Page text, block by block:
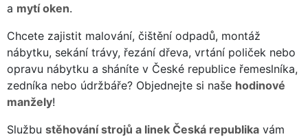
a mytí oken.
Chcete zajistit malování, čištění odpadů, montáž
nábytku, sekání trávy, řezání dřeva, vrtání poliček nebo
opravu nábytku a sháníte v České republice řemeslníka,
zedníka nebo údržbáře? Objednejte si naše hodinové
manžely!
Službu stěhování strojů a linek Česká republika vám